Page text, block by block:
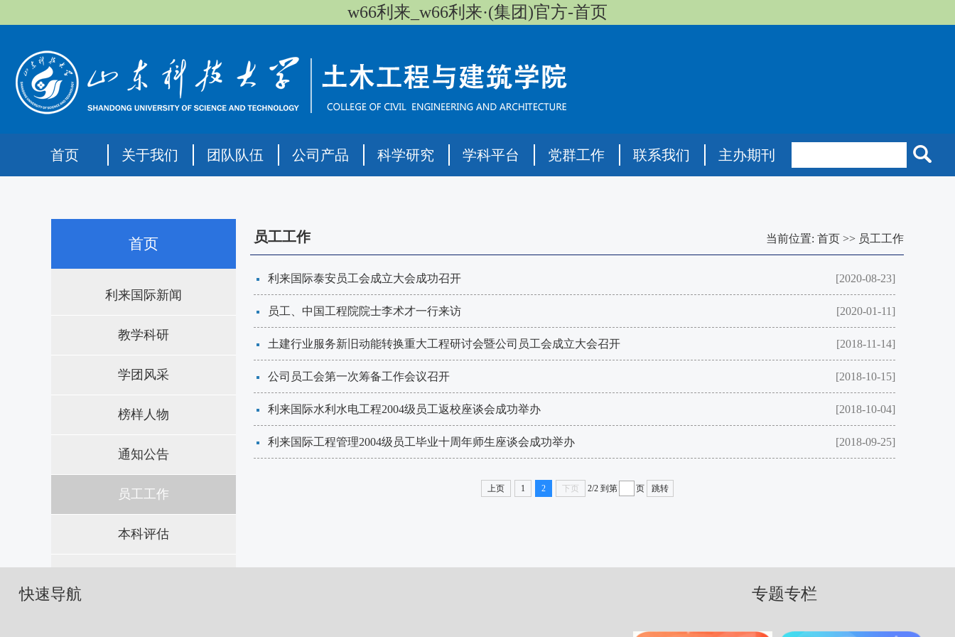
w66利来_w66利来·(集团)官方-首页
首页 关于我们 团队队伍 公司产品 科学研究 学科平台 党群工作 联系我们 主办期刊
首页
利来国际新闻
教学科研
学团风采
榜样人物
通知公告
员工工作
本科评估
员工工作 当前位置: 首页 >> 员工工作
[2020-08-23]
利来国际泰安员工会成立大会成功召开
[2020-01-11]
员工、中国工程院院士李术才一行来访
[2018-11-14]
土建行业服务新旧动能转换重大工程研讨会暨​公司员工会成立大会召开
[2018-10-15]
公司员工会第一次筹备工作会议召开
[2018-10-04]
​利来国际水利水电工程2004级员工返校座谈会成功举办
[2018-09-25]
​利来国际工程管理2004级员工毕业十周年师生座谈会成功举办
上页 1 2 下页 2/2 到第 页 跳转
快速导航 专题专栏